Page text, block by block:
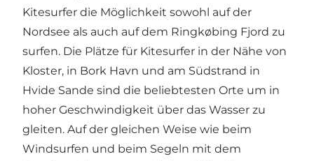
Kitesurfer die Möglichkeit sowohl auf der
Nordsee als auch auf dem Ringkøbing Fjord zu
surfen. Die Plätze für Kitesurfer in der Nähe von
Kloster, in Bork Havn und am Südstrand in
Hvide Sande sind die beliebtesten Orte um in
hoher Geschwindigkeit über das Wasser zu
gleiten. Auf der gleichen Weise wie beim
Windsurfen und beim Segeln mit dem